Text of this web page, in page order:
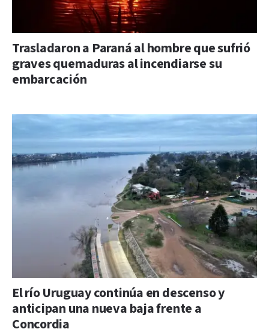
Trasladaron a Paraná al hombre que sufrió
graves quemaduras al incendiarse su
embarcación
El río Uruguay continúa en descenso y
anticipan una nueva baja frente a
Concordia